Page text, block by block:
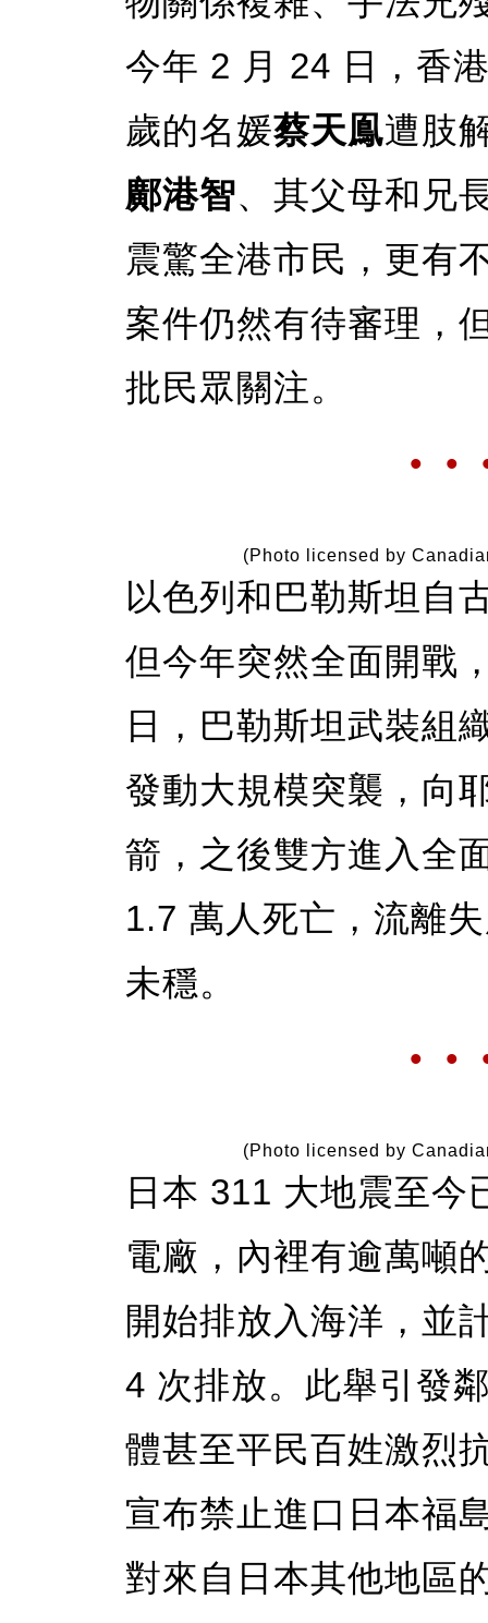
今年 2 月 24 日，香
歲的名媛蔡天鳯遭肢
鄺港智、其父母和兄
震驚全港市民，更有
案件仍然有待審理，
批民眾關注。
• •
(Photo licensed by
以色列和巴勒斯坦自
但今年突然全面開戰
日，巴勒斯坦武裝組
發動大規模突襲，向
箭，之後雙方進入全
1.7 萬人死亡，流離
未穩。
• •
(Photo licensed by
日本 311 大地震至
電廠，內裡有逾萬噸
開始排放入海洋，並
4 次排放。此舉引發
體甚至平民百姓激烈
宣布禁止進口日本福
對來自日本其他地區